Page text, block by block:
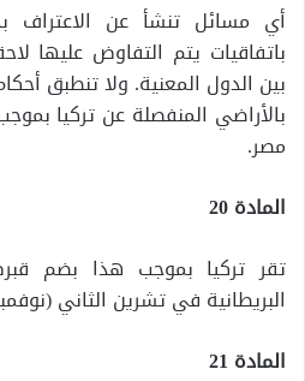
أي مسائل تنشأ عن الاعتراف
باتفاقيات يتم التفاوض عليها
بين الدول المعنية. ولا تنطبق
بالأراضي المنفصلة عن تركيا
مصر.
المادة 20
تقر تركيا بموجب هذا بضم
البريطانية في تشرين الثاني (نوفمبر)
المادة 21